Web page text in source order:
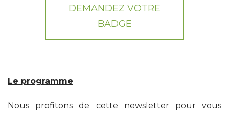
DEMANDEZ VOTRE
BADGE
Le programme
Nous profitons de cette newsletter pour vous